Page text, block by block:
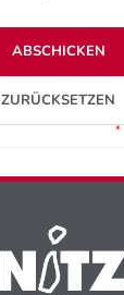
ABSCHICKEN
ZURÜCKSETZEN
*